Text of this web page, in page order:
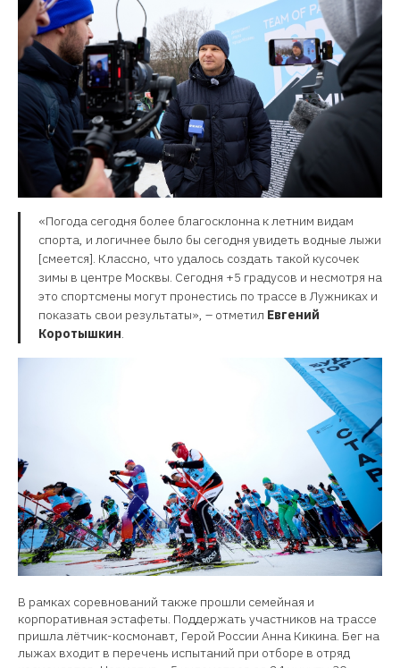
«Погода сегодня более благосклонна к летним видам
спорта, и логичнее было бы сегодня увидеть водные лыжи
[смеется]. Классно, что удалось создать такой кусочек
зимы в центре Москвы. Сегодня +5 градусов и несмотря на
это спортсмены могут пронестись по трассе в Лужниках и
показать свои результаты», – отметил Евгений
Коротышкин
В рамках соревнований также прошли семейная и
корпоративная эстафеты. Поддержать участников на трассе
пришла лётчик-космонавт, Герой России Анна Кикина. Бег на
лыжах входит в перечень испытаний при отборе в отряд